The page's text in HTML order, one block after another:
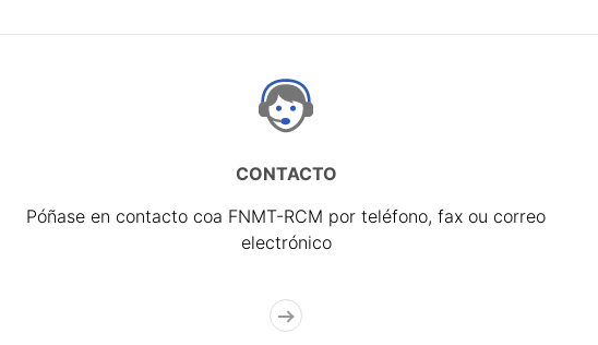
CONTACTO
Póñase en contacto coa FNMT-RCM por teléfono, fax ou correo
electrónico